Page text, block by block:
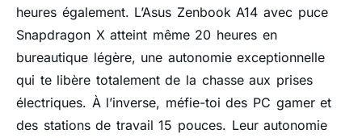
heures également. L’Asus Zenbook A14 avec puce
Snapdragon X atteint même 20 heures en
bureautique légère, une autonomie exceptionnelle
qui te libère totalement de la chasse aux prises
électriques. À l’inverse, méfie-toi des PC gamer et
des stations de travail 15 pouces. Leur autonomie